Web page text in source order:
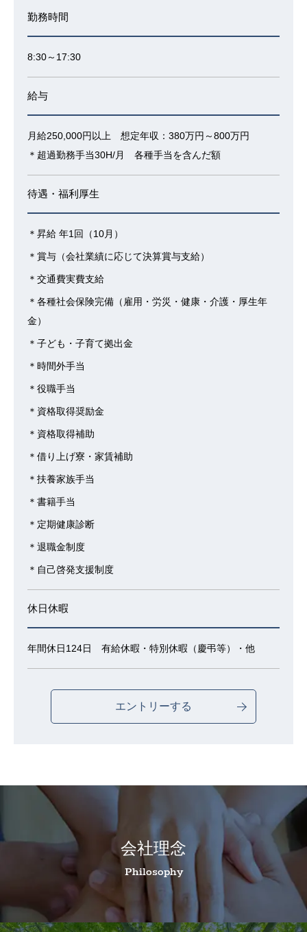
勤務時間
8:30～17:30
給与
月給250,000円以上 想定年収：380万円～800万円
＊超過勤務手当30H/月 各種手当を含んだ額
待遇・福利厚生
＊昇給 年1回（10月）
＊賞与（会社業績に応じて決算賞与支給）
＊交通費実費支給
＊各種社会保険完備（雇用・労災・健康・介護・厚生年
金）
＊子ども・子育て拠出金
＊時間外手当
＊役職手当
＊資格取得奨励金
＊資格取得補助
＊借り上げ寮・家賃補助
＊扶養家族手当
＊書籍手当
＊定期健康診断
＊退職金制度
＊自己啓発支援制度
休日休暇
年間休日124日 有給休暇・特別休暇（慶弔等）・他
エントリーする
会社理念
Philosophy